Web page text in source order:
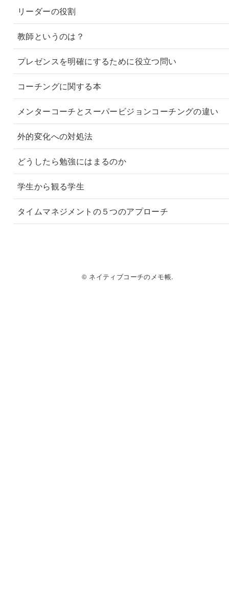
リーダーの役割
教師というのは？
プレゼンスを明確にするために役立つ問い
コーチングに関する本
メンターコーチとスーパービジョンコーチングの違い
外的変化への対処法
どうしたら勉強にはまるのか
学生から観る学生
タイムマネジメントの５つのアプローチ
© ネイティブコーチのメモ帳.